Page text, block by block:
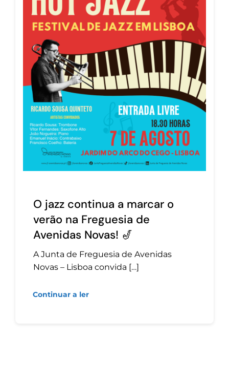
O jazz continua a marcar o
verão na Freguesia de
Avenidas Novas! 🎷
A Junta de Freguesia de Avenidas
Novas – Lisboa convida […]
Continuar a ler